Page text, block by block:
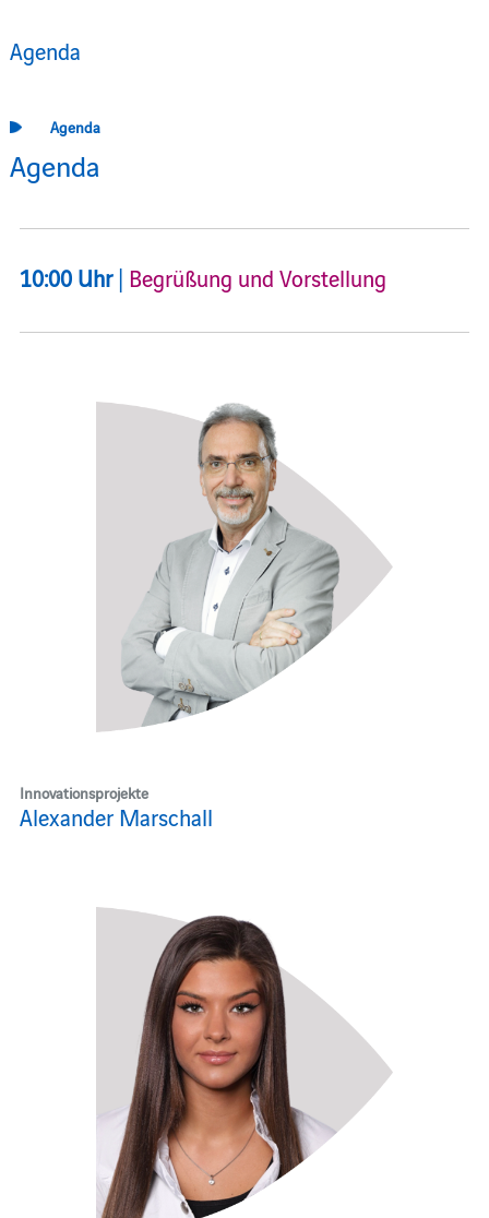
Agenda
Agenda
Agenda
10:00 Uhr| Begrüßung und Vorstellung
Innovationsprojekte
Alexander Marschall